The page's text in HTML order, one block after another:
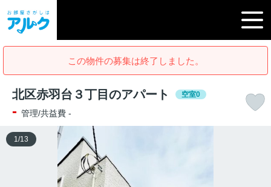
この物件の募集は終了しました。
北区赤羽台３丁目のアパート 空室0
- 管理/共益費 -
1 /13